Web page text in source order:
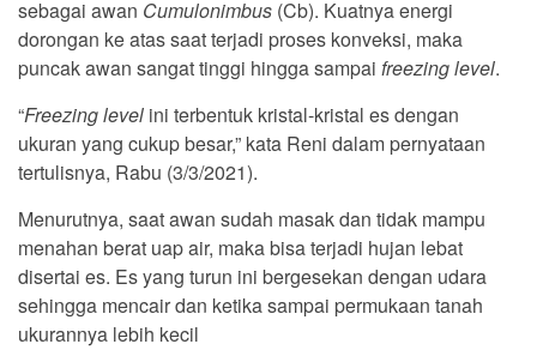
sebagai awan Cumulonimbus (Cb). Kuatnya energi
dorongan ke atas saat terjadi proses konveksi, maka
puncak awan sangat tinggi hingga sampai freezing level.
“Freezing level ini terbentuk kristal-kristal es dengan
ukuran yang cukup besar,” kata Reni dalam pernyataan
tertulisnya, Rabu (3/3/2021).
Menurutnya, saat awan sudah masak dan tidak mampu
menahan berat uap air, maka bisa terjadi hujan lebat
disertai es. Es yang turun ini bergesekan dengan udara
sehingga mencair dan ketika sampai permukaan tanah
ukurannya lebih kecil